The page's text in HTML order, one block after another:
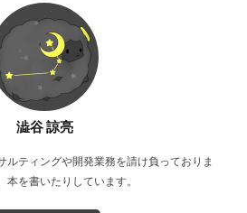
澁谷 諒亮
ルティングや開発業務を請け負っておりま
を書いたりしています。